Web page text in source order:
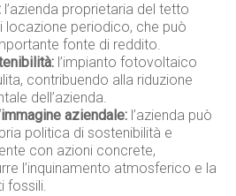
l’azienda proprietaria del tetto
locazione periodico, che può
fonte di reddito.
l’impianto fotovoltaico
contribuendo alla riduzione
dell’azienda.
aziendale: l’azienda può
politica di sostenibilità e
con azioni concrete,
l’inquinamento atmosferico e la
fossili.